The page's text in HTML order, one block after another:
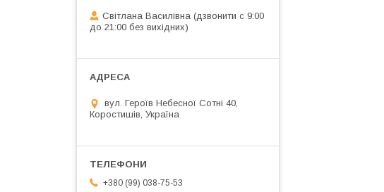
Світлана Василівна (дзвонити с 9:00
до 21:00 без вихідних)
вул. Героїв Небесної Сотні 40,
Коростишів, Україна
+380 (99) 038-75-53